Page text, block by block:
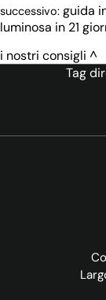
successivo: guida
luminosa in 21
i nostri consigli
Tag